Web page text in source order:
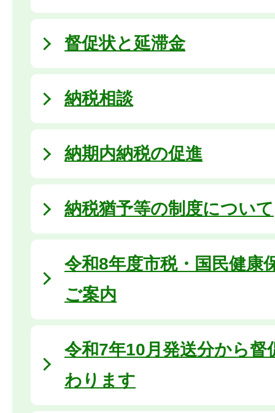
督促状と延滞金
納税相談
納期内納税の促進
納税猶予等の制度について
令和8年度市税・国民健康
ご案内
令和7年10月発送分から督
わります